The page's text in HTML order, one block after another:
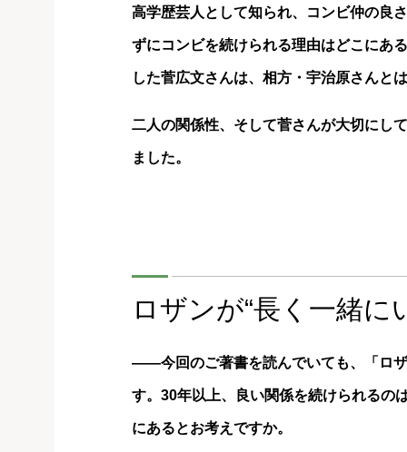
高学歴芸人として知られ、コンビ仲の良
ずにコンビを続けられる理由はどこにあ
した菅広文さんは、相方・宇治原さんと
二人の関係性、そして菅さんが大切にし
ました。
ロザンが“長く一緒に
――今回のご著書を読んでいても、「ロ
す。30年以上、良い関係を続けられるの
にあるとお考えですか。